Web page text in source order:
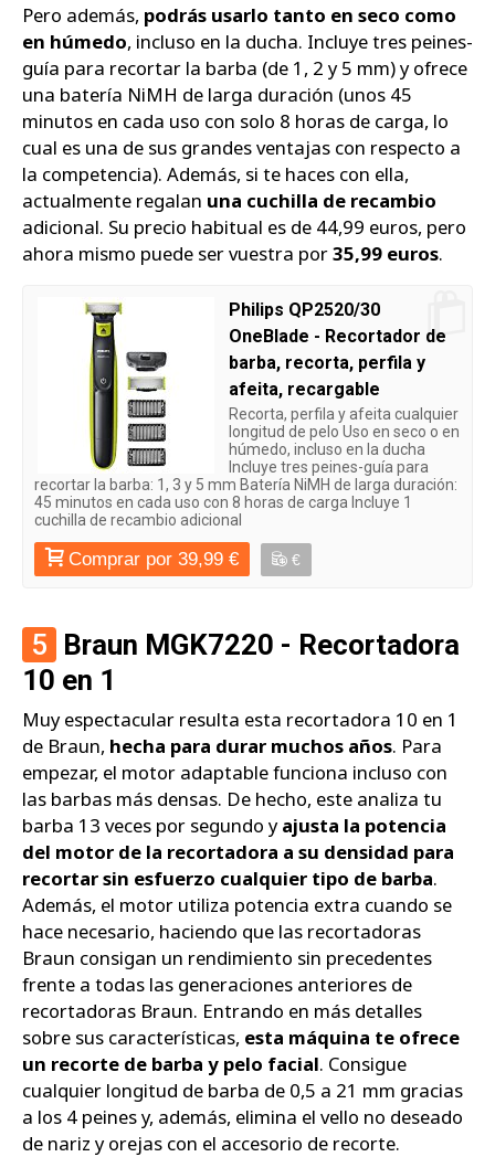
Pero además, podrás usarlo tanto en seco como
en húmedo, incluso en la ducha. Incluye tres peines-
guía para recortar la barba (de 1, 2 y 5 mm) y ofrece
una batería NiMH de larga duración (unos 45
minutos en cada uso con solo 8 horas de carga, lo
cual es una de sus grandes ventajas con respecto a
la competencia). Además, si te haces con ella,
actualmente regalan una cuchilla de recambio
adicional. Su precio habitual es de 44,99 euros, pero
ahora mismo puede ser vuestra por35,99 euros.
Philips QP2520/30
OneBlade - Recortador de
barba, recorta, perfila y
afeita, recargable
Recorta, perfila y afeita cualquier
longitud de pelo Uso en seco o en
húmedo, incluso en la ducha
Incluye tres peines-guía para
recortar la barba: 1, 3 y 5 mm Batería NiMH de larga duración:
45 minutos en cada uso con 8 horas de carga Incluye 1
cuchilla de recambio adicional
Comprar por 39,99 € €
5 Braun MGK7220 - Recortadora
10 en 1
Muy espectacular resulta esta recortadora 10 en 1
de Braun, hecha para durar muchos años. Para
empezar, el motor adaptable funciona incluso con
las barbas más densas. De hecho, este analiza tu
barba 13 veces por segundo yajusta la potencia
del motor de la recortadora a su densidad para
recortar sin esfuerzo cualquier tipo de barba.
Además, el motor utiliza potencia extra cuando se
hace necesario, haciendo que las recortadoras
Braun consigan un rendimiento sin precedentes
frente a todas las generaciones anteriores de
recortadoras Braun. Entrando en más detalles
sobre sus características, esta máquina te ofrece
un recorte de barba y pelo facial. Consigue
cualquier longitud de barba de 0,5 a 21 mm gracias
a los 4 peines y, además, elimina el vello no deseado
de nariz y orejas con el accesorio de recorte.